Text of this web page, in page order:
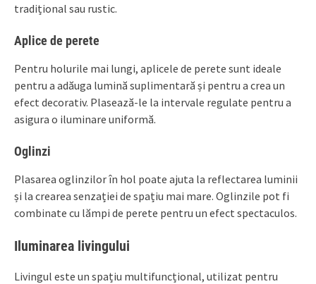
tradițional sau rustic.
Aplice de perete
Pentru holurile mai lungi, aplicele de perete sunt ideale
pentru a adăuga lumină suplimentară și pentru a crea un
efect decorativ. Plasează-le la intervale regulate pentru a
asigura o iluminare uniformă.
Oglinzi
Plasarea oglinzilor în hol poate ajuta la reflectarea luminii
și la crearea senzației de spațiu mai mare. Oglinzile pot fi
combinate cu lămpi de perete pentru un efect spectaculos.
Iluminarea livingului
Livingul este un spațiu multifuncțional, utilizat pentru